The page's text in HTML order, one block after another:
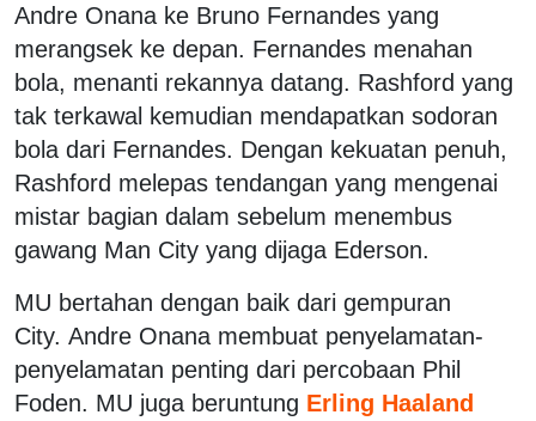
Andre Onana ke Bruno Fernandes yang
merangsek ke depan. Fernandes menahan
bola, menanti rekannya datang. Rashford yang
tak terkawal kemudian mendapatkan sodoran
bola dari Fernandes. Dengan kekuatan penuh,
Rashford melepas tendangan yang mengenai
mistar bagian dalam sebelum menembus
gawang Man City yang dijaga Ederson.
MU bertahan dengan baik dari gempuran
City. Andre Onana membuat penyelamatan-
penyelamatan penting dari percobaan Phil
Foden. MU juga beruntung Erling Haaland